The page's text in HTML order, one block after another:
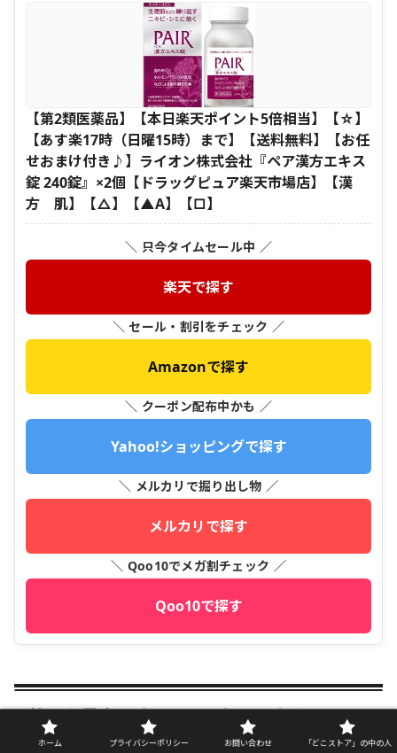
【第2類医薬品】【本日楽天ポイント5倍相当】【☆】
【あす楽17時（日曜15時）まで】【送料無料】【お任
せおまけ付き♪】ライオン株式会社『ペア漢方エキス
錠 240錠』×2個【ドラッグピュア楽天市場店】【漢
方 肌】【△】【▲A】【□】
＼ 只今タイムセール中 ／
楽天で探す
＼ セール・割引をチェック ／
Amazonで探す
＼ クーポン配布中かも ／
Yahoo!ショッピングで探す
＼ メルカリで掘り出し物 ／
メルカリで探す
＼ Qoo10でメガ割チェック ／
Qoo10で探す
効果を最大化するために知っておきたい正
しい飲み方
ホーム プライバシーポリシー お問い合わせ 「どこストア」の中の人